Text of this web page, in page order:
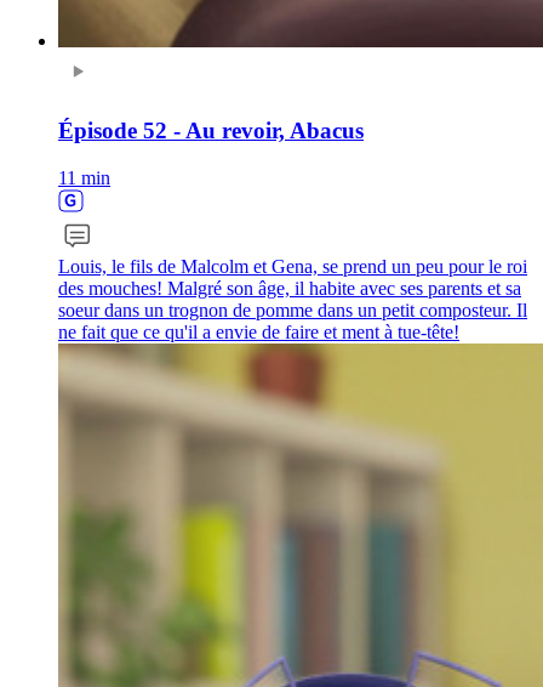
Épisode 52 - Au revoir, Abacus
11 min
Louis, le fils de Malcolm et Gena, se prend un peu pour le roi
des mouches! Malgré son âge, il habite avec ses parents et sa
soeur dans un trognon de pomme dans un petit composteur. Il
ne fait que ce qu'il a envie de faire et ment à tue-tête!